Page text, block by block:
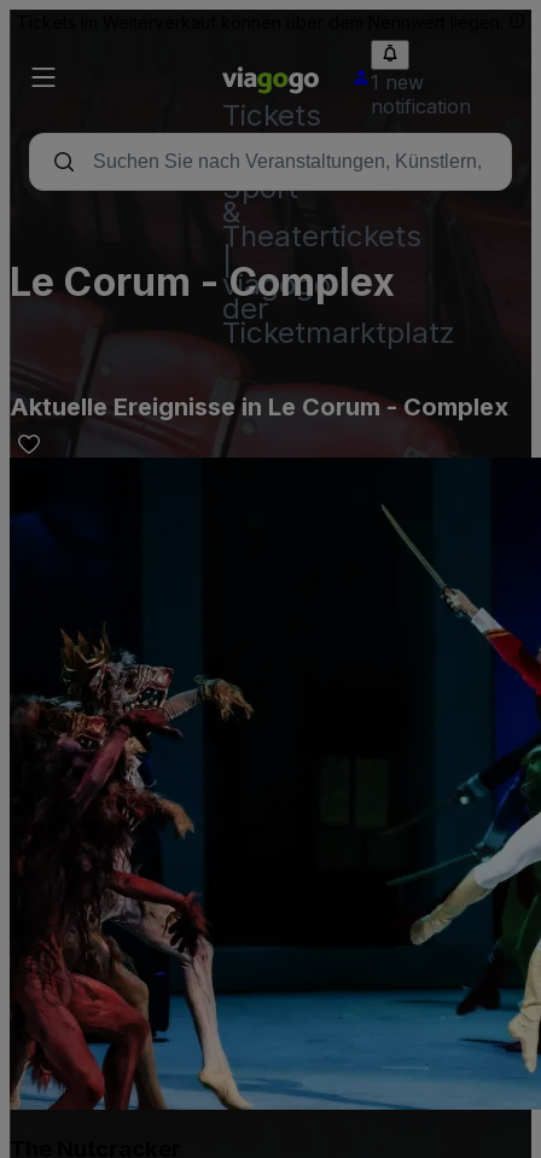
Tickets
-
Konzert-,
Sport-
&
Theatertickets
viagogo
der
Ticketmarktplatz
1 new
notification
Le Corum - Complex
Aktuelle Ereignisse in Le Corum - Complex